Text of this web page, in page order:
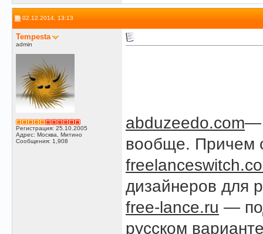
02.12.2014, 13:13
Tempesta
admin
Регистрация: 25.10.2005
Адрес: Москва, Митино
Сообщения: 1,908
abduzeedo.com—
вообще. Причем
дизайнеров для
free-lance.ru —
русском